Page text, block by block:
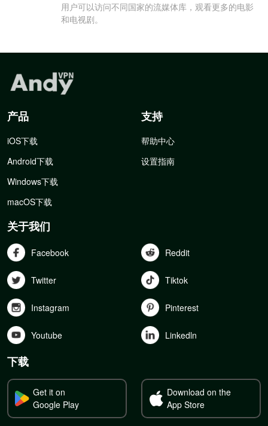
用户可以访问不同国家的流媒体库，观看更多的电影
和电视剧。
产品
iOS下载
Android下载
Windows下载
macOS下载
支持
帮助中心
设置指南
关于我们
Facebook Reddit
Twitter Tiktok
Instagram Pinterest
Youtube Linkedln
下载
Get it on
Google Play
Download on the
App Store